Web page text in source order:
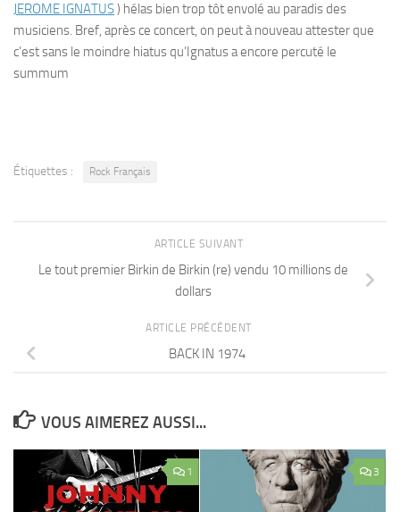
JEROME IGNATUS ) hélas bien trop tôt envolé au paradis des
musiciens. Bref, après ce concert, on peut à nouveau attester que
c’est sans le moindre hiatus qu’Ignatus a encore percuté le
summum
Étiquettes : Rock Français
ARTICLE SUIVANT
Le tout premier Birkin de Birkin (re) vendu 10 millions de
dollars
ARTICLE PRÉCÉDENT
BACK IN 1974
VOUS AIMEREZ AUSSI...
1 3